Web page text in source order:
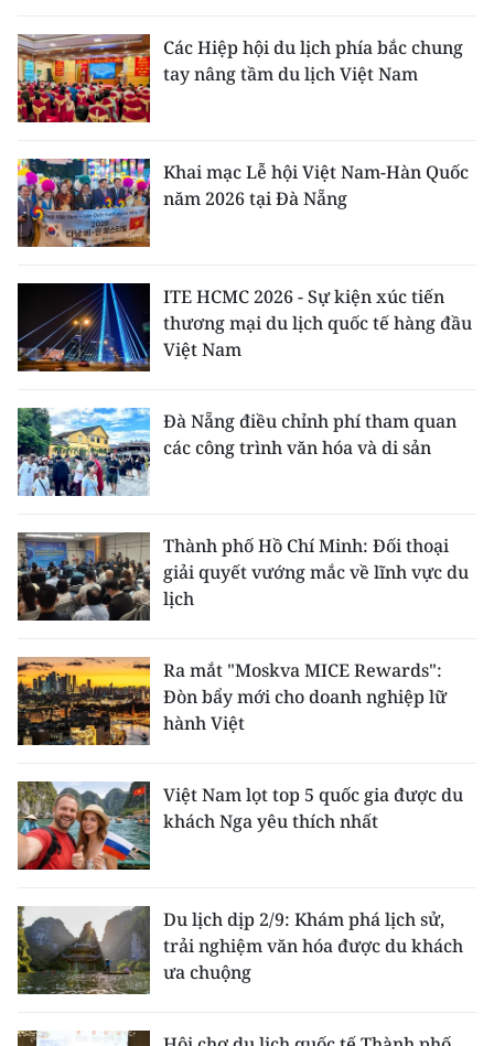
Các Hiệp hội du lịch phía bắc chung
tay nâng tầm du lịch Việt Nam
Khai mạc Lễ hội Việt Nam-Hàn Quốc
năm 2026 tại Đà Nẵng
ITE HCMC 2026 - Sự kiện xúc tiến
thương mại du lịch quốc tế hàng đầu
Việt Nam
Đà Nẵng điều chỉnh phí tham quan
các công trình văn hóa và di sản
Thành phố Hồ Chí Minh: Đối thoại
giải quyết vướng mắc về lĩnh vực du
lịch
Ra mắt "Moskva MICE Rewards":
Đòn bẩy mới cho doanh nghiệp lữ
hành Việt
Việt Nam lọt top 5 quốc gia được du
khách Nga yêu thích nhất
Du lịch dịp 2/9: Khám phá lịch sử,
trải nghiệm văn hóa được du khách
ưa chuộng